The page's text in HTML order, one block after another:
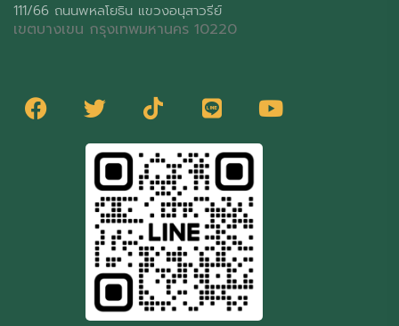
111/66 ถนนพหลโยธิน แขวงอนุสาวรีย์
เขตบางเขน กรุงเทพมหานคร 10220